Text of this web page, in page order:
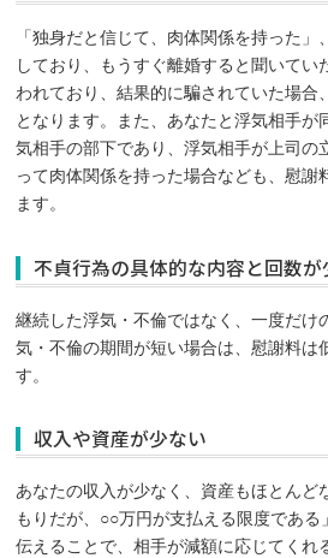
「独身だと信じて、肉体関係を持った
しており、もうすぐ離婚すると聞いてい
われており、結果的に騙されていた場合
となります。また、あなたと浮気相手が
気相手の部下であり、浮気相手が上司の
って肉体関係を持った場合なども、慰謝
ます。
不貞行為の具体的な内容と回数
継続した浮気・不倫ではなく、一度だけ
気・不倫の期間が短い場合は、慰謝料は
す。
収入や資産が少ない
あなたの収入が少なく、資産もほとんど
もりだが、○○万円が支払える限度である
伝えることで、相手が減額に応じてくれ